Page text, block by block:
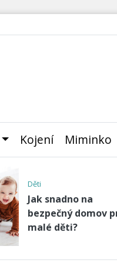
Kojení Miminko
5 tipů, jak podpořit
dětskou kreativitu